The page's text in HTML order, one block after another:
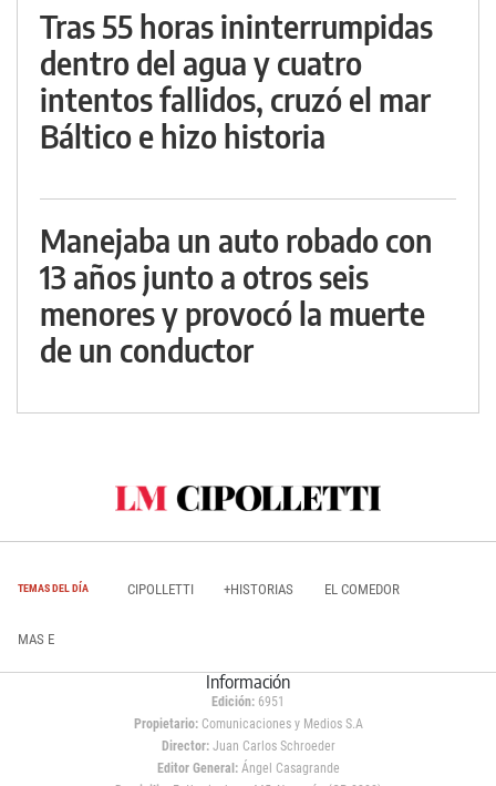
Tras 55 horas ininterrumpidas
dentro del agua y cuatro
intentos fallidos, cruzó el mar
Báltico e hizo historia
Manejaba un auto robado con
13 años junto a otros seis
menores y provocó la muerte
de un conductor
TEMAS DEL DÍA CIPOLLETTI +HISTORIAS EL COMEDOR
MAS E
Información
Edición: 6951
Propietario:Comunicaciones y Medios S.A
Director: Juan Carlos Schroeder
Editor General:Ángel Casagrande